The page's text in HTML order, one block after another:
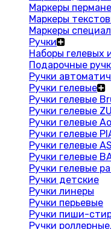
Маркеры
Маркеры
Маркеры
Ручки
Наборы гелевых
Подарочные
Ручки
Ручки гелевые
Ручки гелевые
Ручки гелевые
Ручки гелевые
Ручки гелевые
Ручки гелевые
Ручки гелевые
Ручки гелевые
Ручки детские
Ручки линеры
Ручки перьевые
Ручки пиши-
Ручки